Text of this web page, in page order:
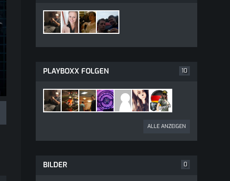
PLAYBOXX FOLGEN 10
ALLE ANZEIGEN
BILDER 0